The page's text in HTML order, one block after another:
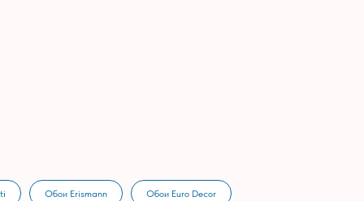
Обои Erismann Обои Euro Decor